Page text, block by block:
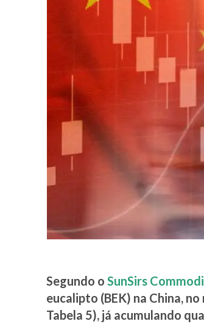
Segundo o SunSirs
eucalipto (BEK) na China,
Tabela 5), já acumulando